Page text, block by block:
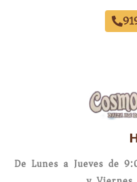
De Lunes a Jueves de